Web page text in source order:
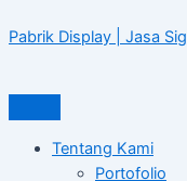
to
Pabrik Display | Jasa
Tentang Kami
Portofolio
navigation